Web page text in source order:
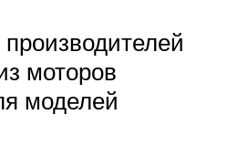
моторов
моделей